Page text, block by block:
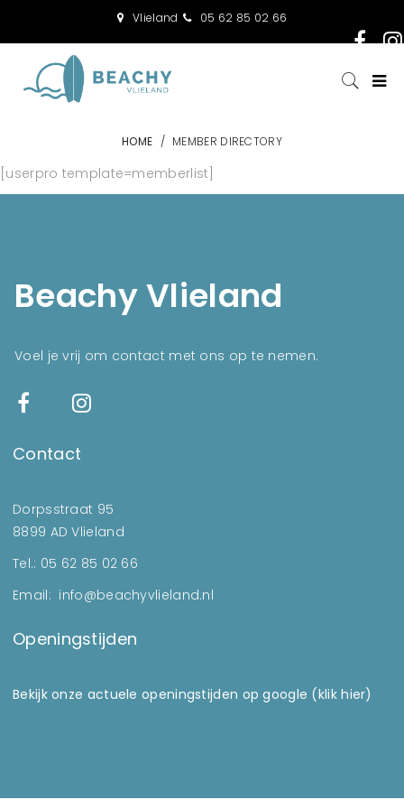
Vlieland 05 62 85 02 66
HOME / MEMBER DIRECTORY
[userpro template=memberlist]
Beachy Vlieland
Voel je vrij om contact met ons op te nemen.
Contact
Dorpsstraat 95
8899 AD Vlieland
Tel.: 05 62 85 02 66
Email: info@beachyvlieland.nl
Openingstijden
Bekijk onze actuele openingstijden op google (klik hier)